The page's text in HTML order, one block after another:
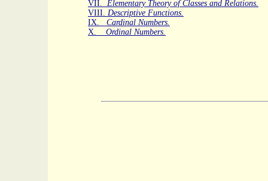
VII. Elementary Theory of Classes and Relations.
VIII. Descriptive Functions.
IX. Cardinal Numbers.
X. Ordinal Numbers.